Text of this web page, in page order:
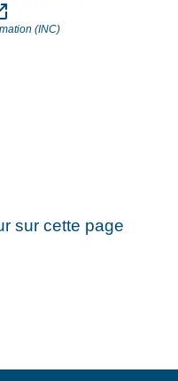
(INC)
sur cette page